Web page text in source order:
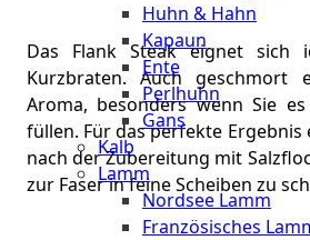
Huhn & Hahn
Kapaun
Ente
Perlhuhn
Gans
Kalb
Lamm
Nordsee Lamm
Französisches
Das Flank Steak eignet sich
Kurzbraten. Auch geschmort
Aroma, besonders wenn Sie
füllen. Für das perfekte Ergebnis
nach der Zubereitung mit
zur Faser in feine Scheiben zu